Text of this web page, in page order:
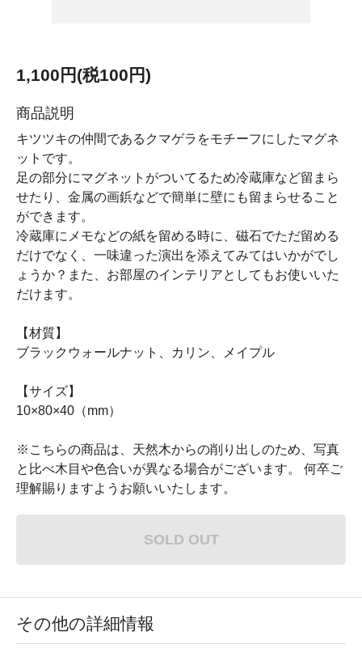
1,100円(税100円)
商品説明
キツツキの仲間であるクマゲラをモチーフにしたマグネ
ットです。
足の部分にマグネットがついてるため冷蔵庫など留まら
せたり、金属の画鋲などで簡単に壁にも留まらせること
ができます。
冷蔵庫にメモなどの紙を留める時に、磁石でただ留める
だけでなく、一味違った演出を添えてみてはいかがでし
ょうか？また、お部屋のインテリアとしてもお使いいた
だけます。
【材質】
ブラックウォールナット、カリン、メイプル
【サイズ】
10×80×40（mm）
※こちらの商品は、天然木からの削り出しのため、写真
と比べ木目や色合いが異なる場合がございます。 何卒ご
理解賜りますようお願いいたします。
SOLD OUT
その他の詳細情報